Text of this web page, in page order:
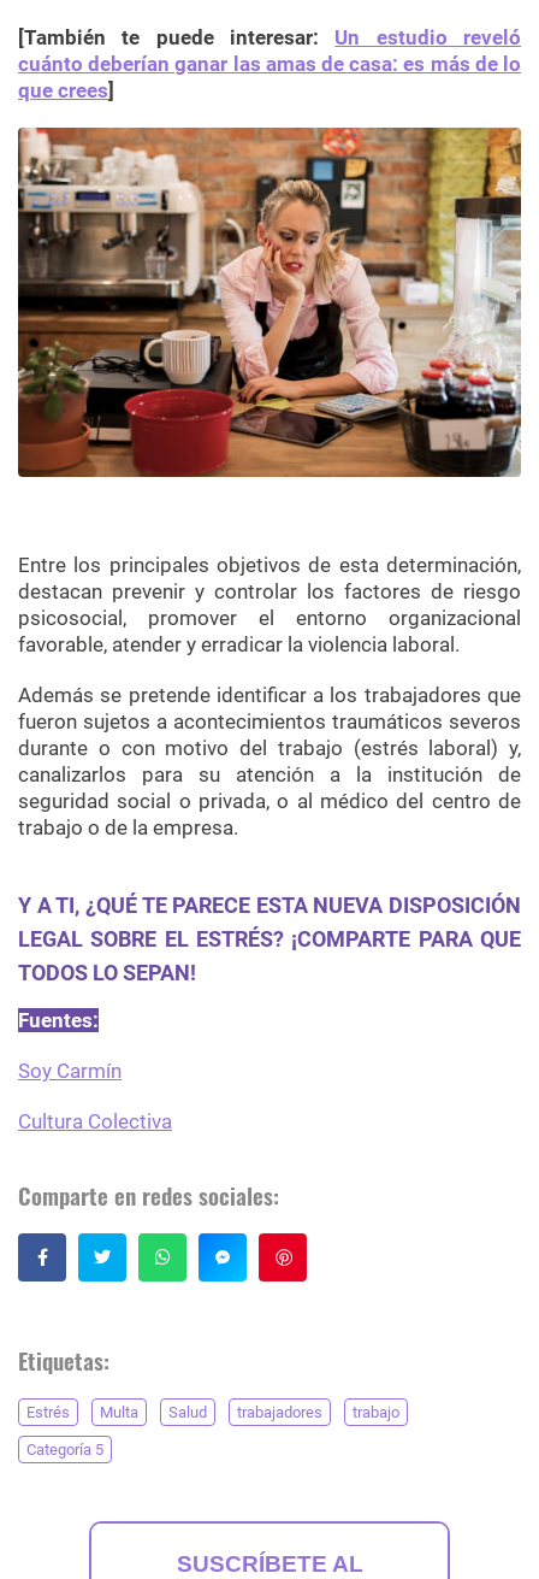
[También te puede interesar: Un estudio reveló
cuánto deberían ganar las amas de casa: es más de lo
que crees]
Entre los principales objetivos de esta determinación,
destacan prevenir y controlar los factores de riesgo
psicosocial , promover el entorno organizacional
favorable, atender y erradicar la violencia laboral.
Además se pretende identificar a los trabajadores que
fueron sujetos a acontecimientos traumáticos severos
durante o con motivo del trabajo (estrés laboral) y,
canalizarlos para su atención a la institución de
seguridad social o privada, o al médico del centro de
trabajo o de la empresa.
Y A TI, ¿QUÉ TE PARECE ESTA NUEVA DISPOSICIÓN
LEGAL SOBRE EL ESTRÉS? ¡COMPARTE PARA QUE
TODOS LO SEPAN!
Fuentes:
Soy Carmín
Cultura Colectiva
Comparte en redes sociales:
Etiquetas:
Estrés Multa Salud trabajadores trabajo
Categoría 5
SUSCRÍBETE AL